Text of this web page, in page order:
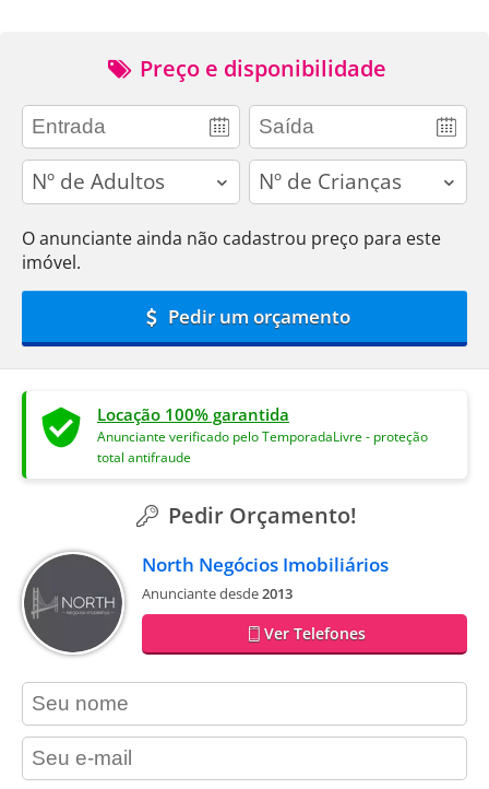
Preço e disponibilidade
adults children
O anunciante ainda não cadastrou preço para este
imóvel.
Pedir um orçamento
Locação 100% garantida
Anunciante verificado pelo TemporadaLivre - proteção
total antifraude
Pedir Orçamento!
North Negócios Imobiliários
Anunciante desde2013
Ver Telefones
contact_name
contact_email